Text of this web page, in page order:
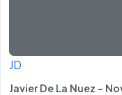
JD
Javier De La Nuez -